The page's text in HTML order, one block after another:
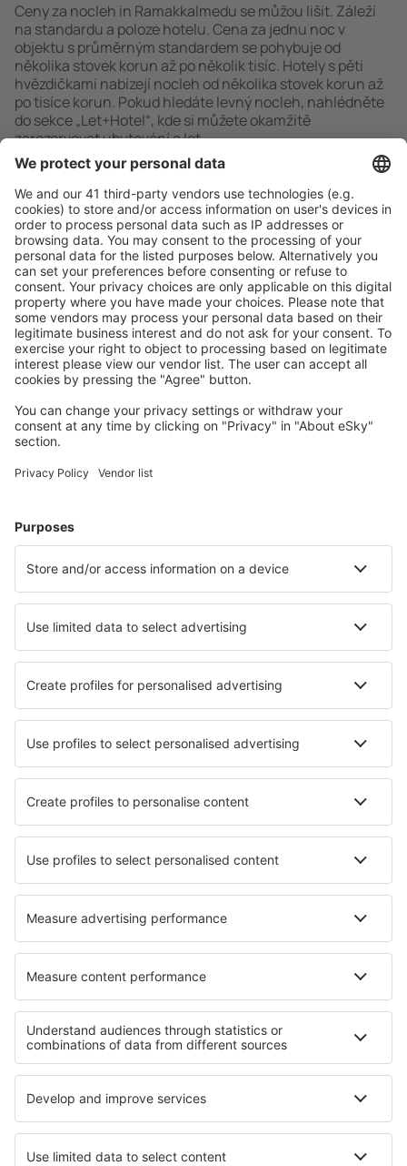
Ceny za nocleh in Ramakkalmedu se můžou lišit. Záleží
na standardu a poloze hotelu. Cena za jednu noc v
objektu s průměrným standardem se pohybuje od
několika stovek korun až po několik tisíc. Hotely s pěti
hvězdičkami nabízejí nocleh od několika stovek korun až
po tisíce korun. Pokud hledáte levný nocleh, nahlédněte
do sekce „Let+Hotel“, kde si můžete okamžitě
zarezervovat ubytování a let.
Rychlé a snadné vyhledávání
Nabídka dle vašich očekávání.
Pečlivé plánování
Bezproblémová rezervace s možností bezplatného
zrušení.
S námi ušetříte
Atraktivní ceny a speciální nabídky pro přihlášené
uživatele.
Ubytování dle vašeho gusta
Nejvyhledávanější hotely uživateli eSky
Hotely v Indii - Oblíbená města
Hotely ve Váránasí Hotely v Hajdarábádu
Hotely v Novém Dillí Hotely in Puri Hotely in Igatpuri
Hotely in Sasan Gir Hotely v Džammú Hotely in Mohali
Nejlepší hotely - města
Hotely in Rohren Hotely in Bahnitz Hotely in Longford
Hotely in Tomohon Hotely in Bertrand Hotely in Par
Hotely in Esterençuby Hotely in Franklin
Hotely in Heeswijk Hotely in Zorgvlied
Nejlepší hotely - regiony
Hotely v Goi Hotely in Goa Hotely v Kantábrii
Hotely in Piatra Craiului National Park
Hotely v Bad Kleinkirchheimu Hotely v Tobagu